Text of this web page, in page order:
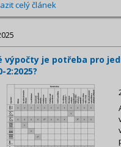
celý článek
výpočty je potřeba pro
2:2025?